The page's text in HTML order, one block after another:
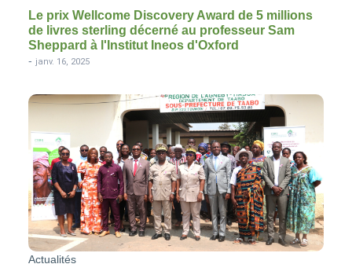
Le prix Wellcome Discovery Award de 5 millions
de livres sterling décerné au professeur Sam
Sheppard à l'Institut Ineos d'Oxford
- janv. 16, 2025
Actualités